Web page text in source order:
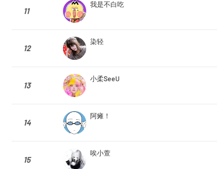
11
我是不白吃
12
染轻
13
小柔SeeU
14
阿瘫！
15
唉小萱